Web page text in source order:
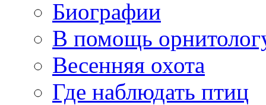
Биографии
В помощь
Весенняя охота
Где наблюдать птиц